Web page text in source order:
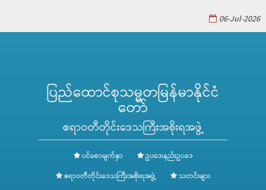
06-Jul-2026
ပြည်ထောင်စုသမ္မတမြန်မာနိုင်ငံ
တော်
ဧရာဝတီတိုင်းဒေသကြီးအစိုးရအဖွဲ့
ပင်မစာမျက်နှာ
ဥပဒေ၊နည်းဥပဒေ
ဧရာဝတီတိုင်းဒေသကြီးအစိုးရအဖွဲ့
သတင်းများ